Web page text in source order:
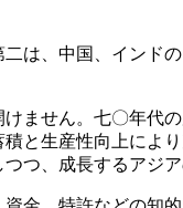
は、中国、インド
ません。七〇年代
と生産性向上によ
つ、成長するアジ